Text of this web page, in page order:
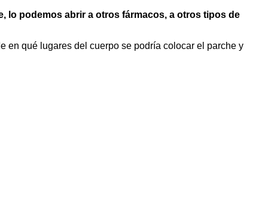
lo podemos abrir a otros fármacos, a otros tipos de
en qué lugares del cuerpo se podría colocar el parche y